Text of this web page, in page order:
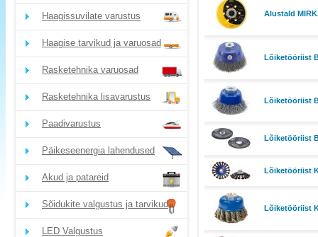
Haagissuvilate varustus
Haagise tarvikud ja varuosad
Rasketehnika varuosad
Rasketehnika lisavarustus
Paadivarustus
Päikeseenergia lahendused
Akud ja patareid
Sõidukite valgustus ja tarvikud
LED Valgustus
Alustald
Lõiketööriist
Lõiketööriist
Lõiketööriist
Lõiketööriist
Lõiketööriist